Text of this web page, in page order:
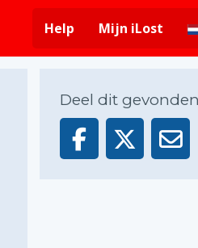
Help Mijn iLost
Deel dit